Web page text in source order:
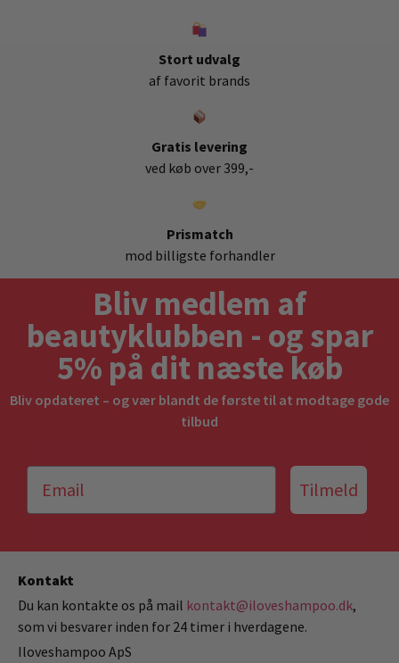
Stort udvalg
af favorit brands
Gratis levering
ved køb over 399,-
Prismatch
mod billigste forhandler
Bliv medlem af
beautyklubben - og spar
5% på dit næste køb
Bliv opdateret – og vær blandt de første til at modtage gode
tilbud
Tilmeld
Kontakt
Du kan kontakte os på mail kontakt@iloveshampoo.dk,
som vi besvarer inden for 24 timer i hverdagene.
Iloveshampoo ApS